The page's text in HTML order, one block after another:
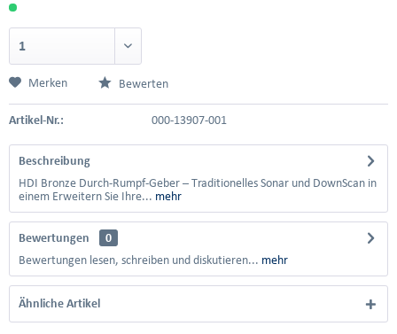
Merken Bewerten
Artikel-Nr.: 000-13907-001
Beschreibung
HDI Bronze Durch-Rumpf-Geber – Traditionelles Sonar und DownScan in
einem Erweitern Sie Ihre... mehr
Bewertungen
0
Bewertungen lesen, schreiben und diskutieren... mehr
Ähnliche Artikel